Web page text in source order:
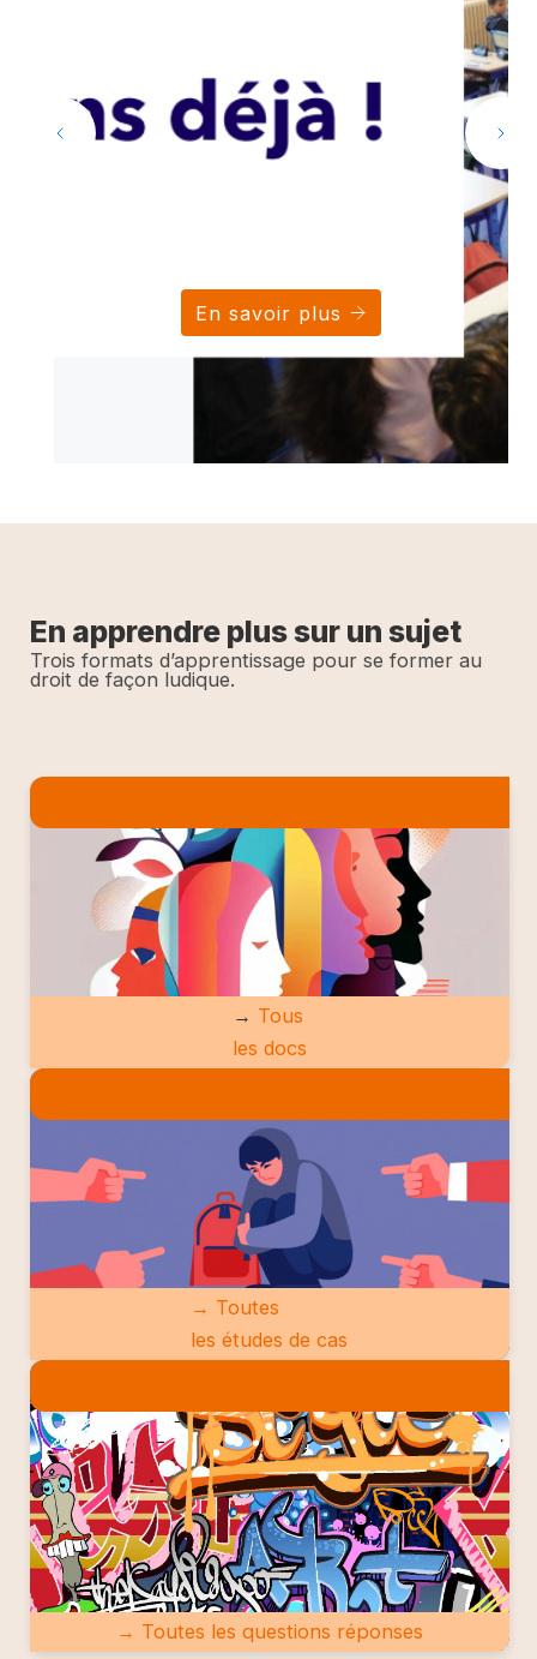
En savoir plus
En apprendre plus sur un sujet
Trois formats d’apprentissage pour se former au
droit de façon ludique.
→ Tous
les docs
→ Toutes
les études de cas
→ Toutes les questions réponses